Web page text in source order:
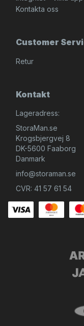
Kontakta oss
Customer
Retur
Kontakt
Lageradress:
StoraMan.se
Krogsbjergvej 8
DK-5600 Faaborg
Danmark
info@storaman.se
CVR: 41 57 61 54